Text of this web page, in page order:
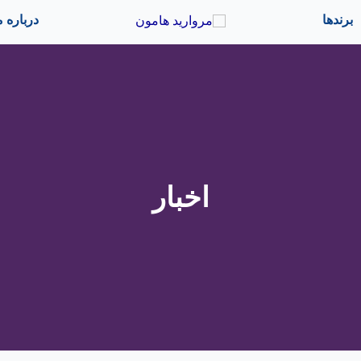
برندها درباره
اخبار